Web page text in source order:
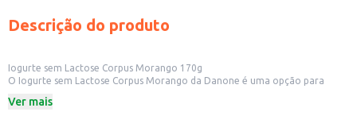
Descrição do produto
Iogurte sem Lactose Corpus Morango 170g
O Iogurte sem Lactose Corpus Morango da Danone é uma opção para
lactose. Em embalagem de 170g, é ideal para consumo individual ou para
Ver mais